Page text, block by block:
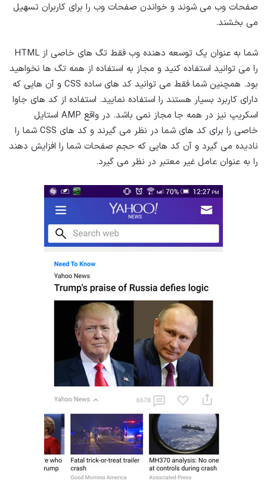
صفحات وب می شوند و خواندن صفحات وب را برای کاربران تسهیل
می بخشند.
شما به عنوان یک توسعه دهنده وب فقط تگ های خاصی از HTML
را می توانید استفاده کنید و مجاز به استفاده از همه تگ ها نخواهید
بود. همچنین شما فقط می توانید کد های ساده CSS و آن هایی که
دارای کاربرد بسیار هستند را استفاده نمایید. استفاده از کد های جاوا
اسکریپ نیز در همه جا مجاز نمی باشد. در واقع AMP استایل
خاصی را برای کد های شما در نظر می گیرند و کد های CSS شما را
نادیده می گیرد و آن کد هایی که حجم صفحات شما را افزایش دهند
را به عنوان عامل غیر معتبر در نظر می گیرد.